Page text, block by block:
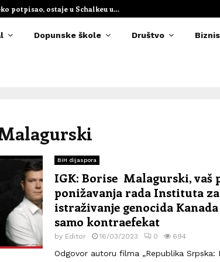
potpisao, ostaje u Schalkeu u…
Dopunske škole Društvo Biznis
BiH dijaspora
IGK: Borise Malagurski, vaš
ponižavanja rada Instituta za
istraživanje genocida
samo kontraefekat
by Editor 16/03/2023 0 694
Odgovor autoru filma „Republika Srpska: